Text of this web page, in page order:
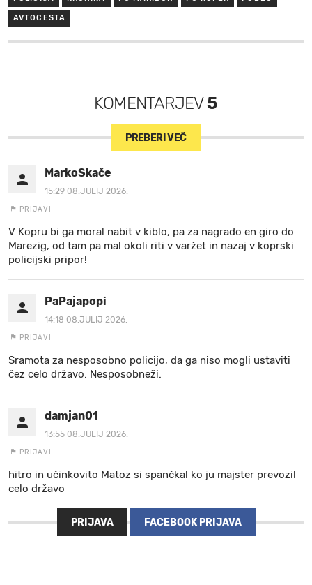
AVTOCESTA
KOMENTARJEV5
PREBERI VEČ
MarkoSkače
15:29 08.JULIJ 2026.
PRIJAVI
V Kopru bi ga moral nabit v kiblo, pa za nagrado en giro do
Marezig, od tam pa mal okoli riti v varžet in nazaj v koprski
policijski pripor!
PaPajapopi
14:18 08.JULIJ 2026.
PRIJAVI
Sramota za nesposobno policijo, da ga niso mogli ustaviti
čez celo državo. Nesposobneži.
damjan01
13:55 08.JULIJ 2026.
PRIJAVI
hitro in učinkovito Matoz si spančkal ko ju majster prevozil
celo državo
PRIJAVA FACEBOOK PRIJAVA